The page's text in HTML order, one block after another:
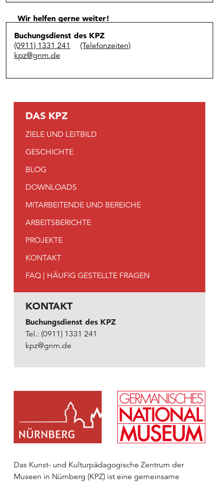
Wir helfen gerne weiter!
Buchungsdienst des KPZ
(0911) 1331 241
(Telefonzeiten)
kpz@gnm.de
DAS KPZ
ZIELE UND LEITBILD
GESCHICHTE
BLOG
DOWNLOADS
MITARBEITENDE UND BEREICHE
ARBEITSBERICHTE
PROJEKTE
KONTAKT
FAQ | HÄUFIG GESTELLTE FRAGEN
KONTAKT
Buchungsdienst des KPZ
Tel.: (0911) 1331 241
kpz@gnm.de
Das Kunst- und Kulturpädagogische Zentrum der
Museen in Nürnberg (KPZ) ist eine gemeinsame